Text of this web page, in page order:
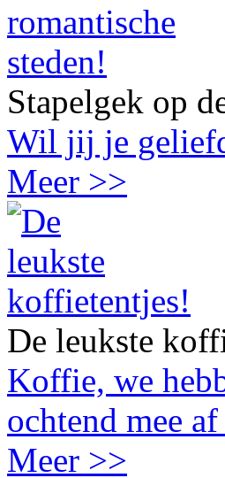
Stapelgek op
Wil jij je
Meer >>
De leukste
Koffie, we
ochtend mee
Meer >>